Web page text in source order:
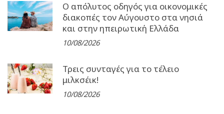
Ο απόλυτος οδηγός για οικονομικές
διακοπές τον Αύγουστο στα νησιά
και στην ηπειρωτική Ελλάδα
10/08/2026
Τρεις συνταγές για το τέλειο
μιλκσέικ!
10/08/2026